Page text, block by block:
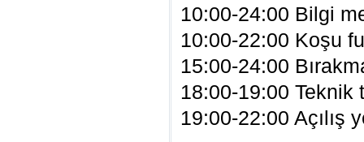
10:00-24:00 Bilgi
10:00-22:00 Koşu
15:00-24:00
18:00-19:00 Teknik
19:00-22:00 Açılış